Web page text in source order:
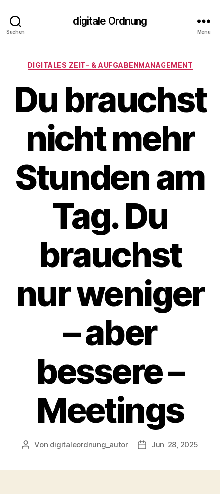
Suchen
digitale Ordnung
Menü
Kategorien
DIGITALES ZEIT‑ & AUFGABENMANAGEMENT
Du brauchst
nicht mehr
Stunden am
Tag. Du
brauchst
nur weniger
– aber
bessere –
Meetings
Beitragsautor
Von digitaleordnung_autor Juni 28, 2025